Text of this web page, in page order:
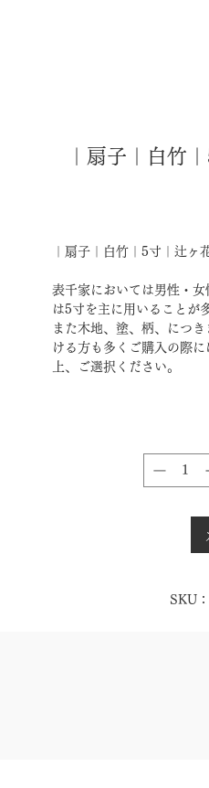
｜扇子｜白竹
｜扇子｜白竹｜5寸｜辻ヶ
表千家においては男性・
は5寸を主に用いることが
また木地、塗、柄、につ
ける方も多くご購入の際
上、ご選択ください。
SKU